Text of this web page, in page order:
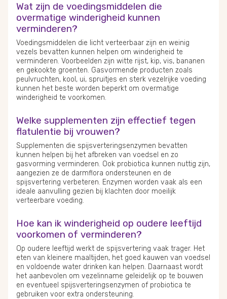
Wat zijn de voedingsmiddelen die
overmatige winderigheid kunnen
verminderen?
Voedingsmiddelen die licht verteerbaar zijn en weinig
vezels bevatten kunnen helpen om winderigheid te
verminderen. Voorbeelden zijn witte rijst, kip, vis, bananen
en gekookte groenten. Gasvormende producten zoals
peulvruchten, kool, ui, spruitjes en sterk vezelrijke voeding
kunnen het beste worden beperkt om overmatige
winderigheid te voorkomen.
Welke supplementen zijn effectief tegen
flatulentie bij vrouwen?
Supplementen die spijsverteringsenzymen bevatten
kunnen helpen bij het afbreken van voedsel en zo
gasvorming verminderen. Ook probiotica kunnen nuttig zijn,
aangezien ze de darmflora ondersteunen en de
spijsvertering verbeteren. Enzymen worden vaak als een
ideale aanvulling gezien bij klachten door moeilijk
verteerbare voeding.
Hoe kan ik winderigheid op oudere leeftijd
voorkomen of verminderen?
Op oudere leeftijd werkt de spijsvertering vaak trager. Het
eten van kleinere maaltijden, het goed kauwen van voedsel
en voldoende water drinken kan helpen. Daarnaast wordt
het aanbevolen om vezelinname geleidelijk op te bouwen
en eventueel spijsverteringsenzymen of probiotica te
gebruiken voor extra ondersteuning.